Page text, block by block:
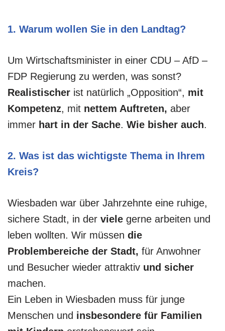
1. Warum wollen Sie in den Landtag?
Um Wirtschaftsminister in einer CDU – AfD –
FDP Regierung zu werden, was sonst?
Realistischer ist natürlich „Opposition“, mit
Kompetenz, mit nettem Auftreten, aber
immer hart in der Sache. Wie bisher auch.
2. Was ist das wichtigste Thema in Ihrem
Kreis?
Wiesbaden war über Jahrzehnte eine ruhige,
sichere Stadt, in der viele gerne arbeiten und
leben wollten. Wir müssen die
Problembereiche der Stadt, für Anwohner
und Besucher wieder attraktiv und sicher
machen.
Ein Leben in Wiesbaden muss für junge
Menschen und insbesondere für Familien